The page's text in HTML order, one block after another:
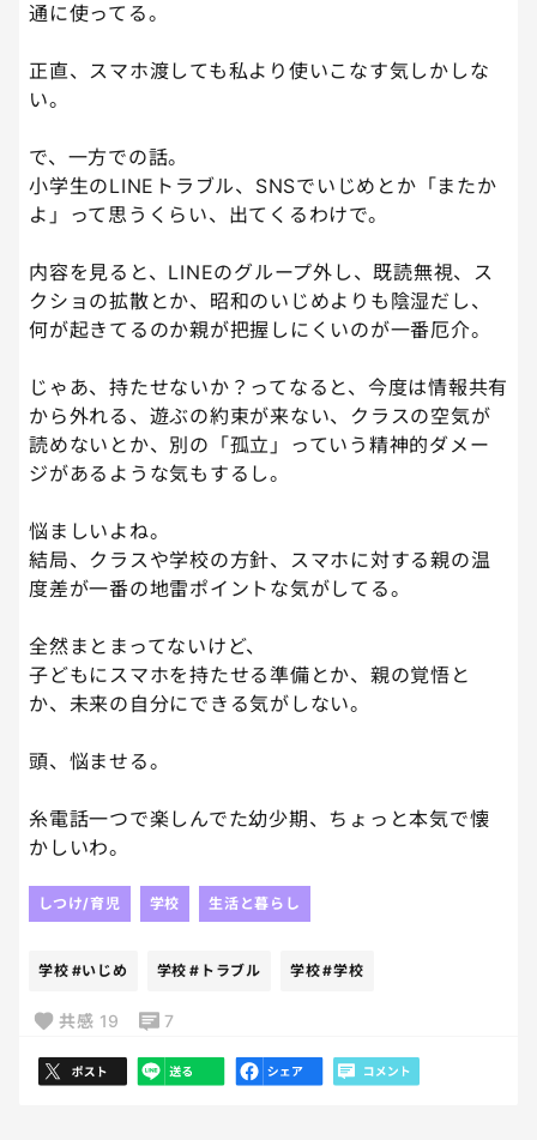
通に使ってる。
正直、スマホ渡しても私より使いこなす気しかしな
い。
で、一方での話。
小学生のLINEトラブル、SNSでいじめとか「またか
よ」って思うくらい、出てくるわけで。
内容を見ると、LINEのグループ外し、既読無視、ス
クショの拡散とか、昭和のいじめよりも陰湿だし、
何が起きてるのか親が把握しにくいのが一番厄介。
じゃあ、持たせないか？ってなると、今度は情報共有
から外れる、遊ぶの約束が来ない、クラスの空気が
読めないとか、別の「孤立」っていう精神的ダメー
ジがあるような気もするし。
悩ましいよね。
結局、クラスや学校の方針、スマホに対する親の温
度差が一番の地雷ポイントな気がしてる。
全然まとまってないけど、
子どもにスマホを持たせる準備とか、親の覚悟と
か、未来の自分にできる気がしない。
頭、悩ませる。
糸電話一つで楽しんでた幼少期、ちょっと本気で懐
かしいわ。
しつけ/育児 学校 生活と暮らし
学校 #いじめ 学校 #トラブル 学校#学校
共感 19 7